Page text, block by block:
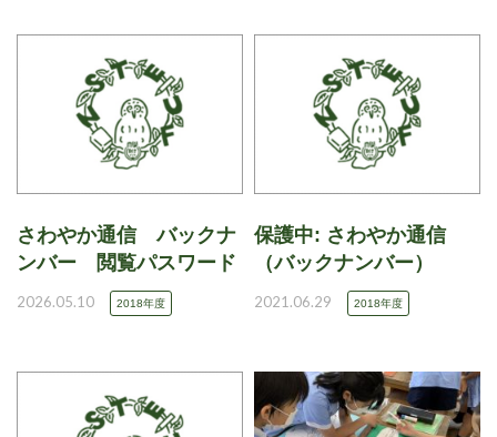
さわやか通信 バックナ
ンバー 閲覧パスワード
2026.05.10 2018年度
保護中: さわやか通信
（バックナンバー）
2021.06.29 2018年度